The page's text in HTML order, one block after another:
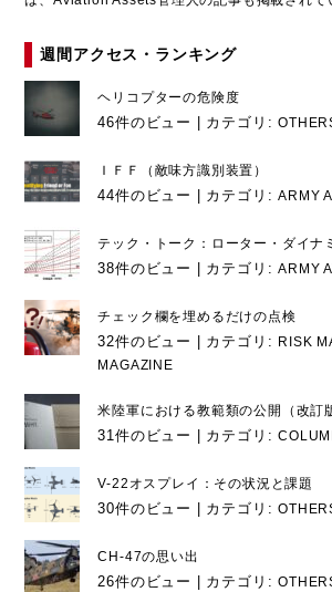
週間アクセス・ランキング
ヘリコプターの危険度
46件のビュー カテゴリ:
ＩＦＦ（敵味方識別装置）
44件のビュー カテゴリ:ARMY
テック・トーク：ローター・ダイナ
38件のビュー カテゴリ:ARMY
チェック欄を埋めるだけの点検
32件のビュー カテゴリ: RISK
MAGAZINE
米陸軍における教範類の公開（改訂
31件のビュー カテゴリ:
V-22オスプレイ：その状況と課題
30件のビュー カテゴリ:
CH-47の思い出
26件のビュー カテゴリ: